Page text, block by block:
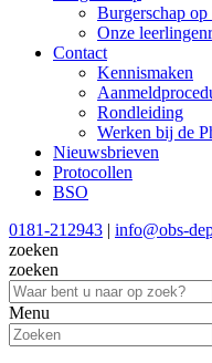
Burgerschap
Onze
Contact
Kennismaken
Rondleiding
Werken bij de
Nieuwsbrieven
Protocollen
BSO
0181-212943 | info@obs-
zoeken
zoeken
Menu